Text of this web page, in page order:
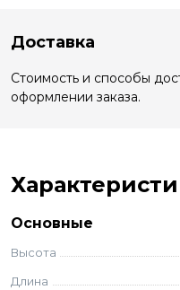
Доставка
Стоимость и способы
оформлении заказа.
Основные
Высота
Длина